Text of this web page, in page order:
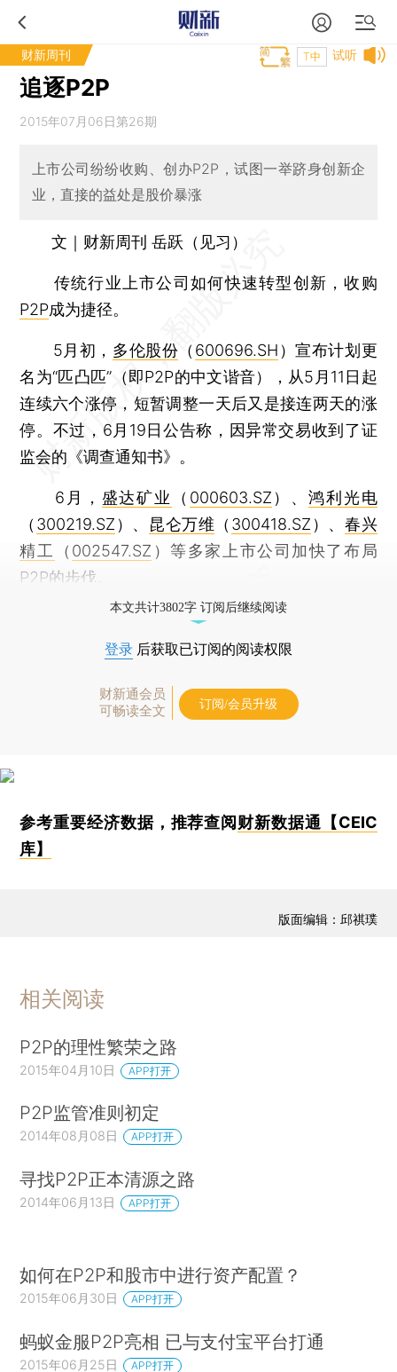
财新周刊 试听
T中
追逐P2P
2015年07月06日第26期
上市公司纷纷收购、创办P2P，试图一举跻身创新企
业，直接的益处是股价暴涨
文｜财新周刊 岳跃（见习）
传统行业上市公司如何快速转型创新，收购
P2P成为捷径。
5月初， 多伦股份 （ 600696.SH ）宣布计划更
名为“匹凸匹”（即P2P的中文谐音），从5月11日起
连续六个涨停，短暂调整一天后又是接连两天的涨
停。不过，6月19日公告称，因异常交易收到了证
监会的《调查通知书》。
6月， 盛达矿业 （ 000603.SZ ）、鸿利光电
（ 300219.SZ ）、 昆仑万维 （ 300418.SZ ）、春兴
精工
（ 002547.SZ ）等多家上市公司加快了布局
P2P的步伐。
本文共计3802字 订阅后继续阅读
登录 后获取已订阅的阅读权限
财新通会员
可畅读全文
订阅/会员升级
参考重要经济数据，推荐查阅 财新数据通【CEIC
库】
版面编辑：邱祺璞
相关阅读
P2P的理性繁荣之路
2015年04月10日 APP打开
P2P监管准则初定
2014年08月08日 APP打开
寻找P2P正本清源之路
2014年06月13日 APP打开
如何在P2P和股市中进行资产配置？
2015年06月30日 APP打开
蚂蚁金服P2P亮相 已与支付宝平台打通
2015年06月25日 APP打开